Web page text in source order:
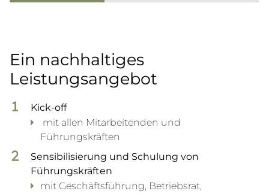
Ein nachhaltiges
Leistungsangebot
Kick-off
mit allen Mitarbeitenden und
Führungskräften
Sensibilisierung und Schulung von
Führungskräften
mit Geschäftsführung, Betriebsrat,